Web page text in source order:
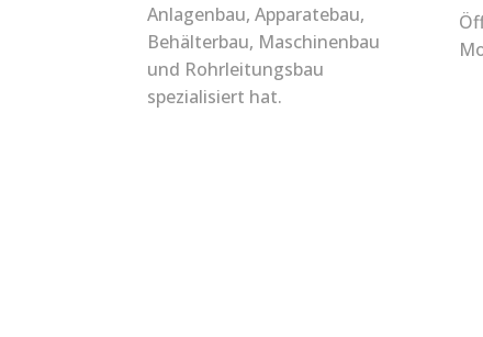
Anlagenbau, Apparatebau,
Behälterbau, Maschinenbau
und Rohrleitungsbau
spezialisiert hat.